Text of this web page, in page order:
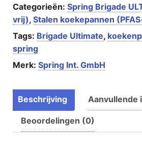
Categorieën: Spring Brigade
vrij), Stalen koekepannen
Tags: Brigade Ultimate,
spring
Merk: Spring Int. GmbH
Beschrijving Aanvullende
Beoordelingen (0)